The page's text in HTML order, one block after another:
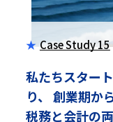
Case Study 15
私たちスター
り、 創業期か
税務と会計の